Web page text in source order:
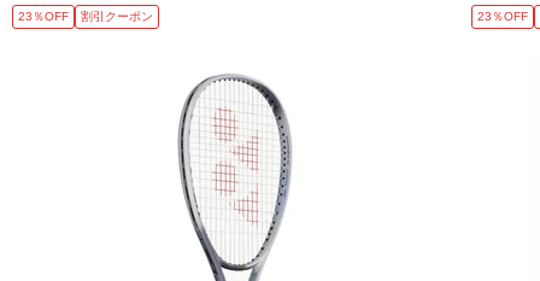
23％OFF 割引クーポン 23％OFF